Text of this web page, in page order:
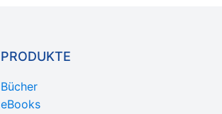
PRODUKTE
Bücher
eBooks